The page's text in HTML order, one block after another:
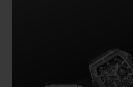
Nesse relógio, com
tempo clássico e